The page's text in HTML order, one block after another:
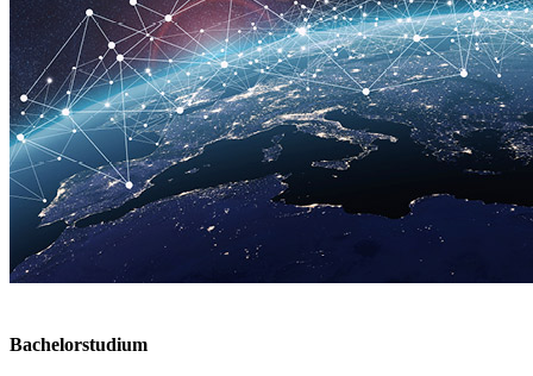
Bachelorstudium